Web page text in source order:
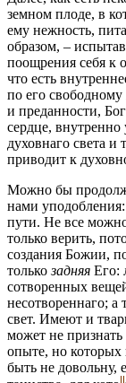
земном плоде, в
ему нежность,
образом, –
поощрения себя к
что есть
по его
и преданности,
сердце, внутренно
духовнаго света
приводит к
Можно бы
нами
пути. Не все
только верить,
создания Божии,
толькозадняя Его:
сотворенных
несотвореннаго; а
свет. Имеют и
может не признать
опыте, но
быть не довольну,